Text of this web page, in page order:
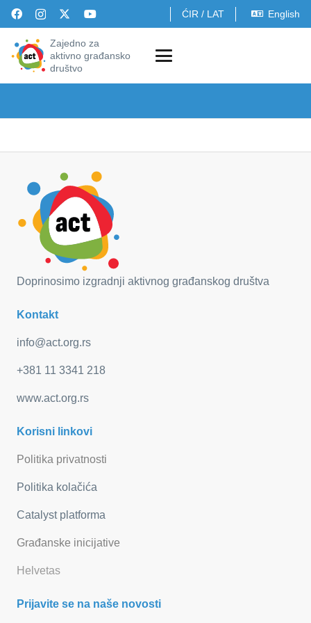
ĆIR / LAT English
Zajedno za
aktivno građansko
društvo
Doprinosimo izgradnji aktivnog građanskog društva
Kontakt
info@act.org.rs
+381 11 3341 218
www.act.org.rs
Korisni linkovi
Politika privatnosti
Politika kolačića
Catalyst platforma
Građanske inicijative
Helvetas
Prijavite se na naše novosti